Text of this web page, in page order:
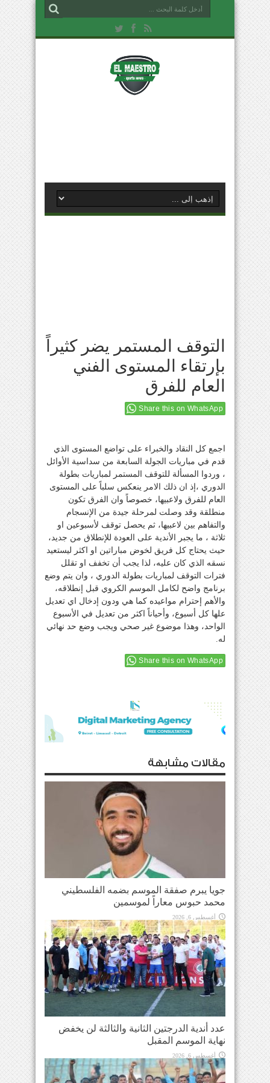
التوقف المستمر يضر كثيراً
بإرتقاء المستوى الفني
العام للفرق
Share this on WhatsApp
اجمع كل النقاد والخبراء على تواضع المستوى الذي
قدم في مباريات الجولة السابعة من سداسية الأوائل
، وردوا المسألة للتوقف المستمر لمباريات بطولة
الدوري ،إذ ان ذلك الامر ينعكس سلباً على المستوى
العام للفرق ولاعبيها، خصوصاً وان الفرق تكون
منطلقة وقد وصلت لمرحلة جيدة من الإنسجام
والتفاهم بين لاعبيها، ثم يحصل توقف لأسبوعين او
ثلاثة ، ما يجبر الأندية على العودة للإنطلاق من جديد،
حيث يحتاج كل فريق لخوض مباراتين او اكثر ليستعيد
نسقه الذي كان عليه، لذا يجب أن تخفف او تقلل
فترات التوقف لمباريات بطولة الدوري ، وان يتم وضع
برنامج واضح لكامل الموسم الكروي قبل إنطلاقه،
والأهم إحترام مواعيده كما هي ودون إدخال اي تعديل
علها كل أسبوع، وأحياناً اكثر من تعديل في الأسبوع
الواحد، وهذا موضوع غير صحي ويجب وضع حد نهائي
له.
Share this on WhatsApp
مقالات مشابهة
جويا يبرم صفقة الموسم بضمه الفلسطيني
محمد حبوس معاراً لموسمين
أغسطس 6, 2026
عدد أندية الدرجتين الثانية والثالثة لن يخفض
نهاية الموسم المقبل
أغسطس 6, 2026